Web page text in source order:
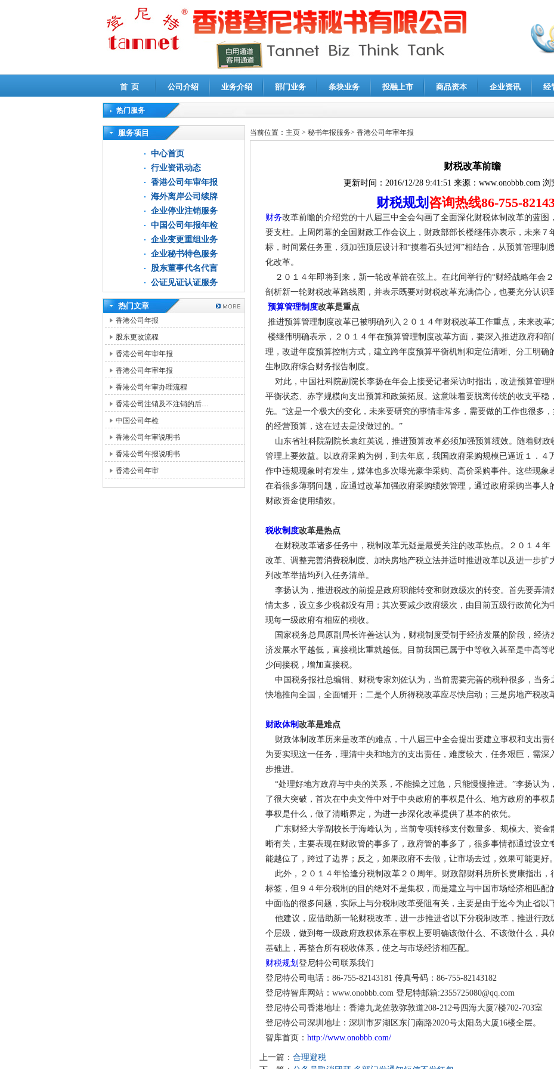
首 页 公司介绍 业务介绍 部门业务 条块业务 投融上市 商品资本 企业资讯 经
热门服务
高新技术企业认定审计|企业所得税汇算清缴申报鉴证
服务项目
中心首页
行业资讯动态
香港公司年审年报
海外离岸公司续牌
企业停业注销服务
中国公司年报年检
企业变更重组业务
企业秘书特色服务
股东董事代名代言
公证见证认证服务
热门文章
香港公司年报
股东更改流程
香港公司年审年报
香港公司年审年报
香港公司年审办理流程
香港公司注销及不注销的后…
中国公司年检
香港公司年审说明书
香港公司年报说明书
香港公司年审
当前位置： 主页 > 秘书年报服务> 香港公司年审年报
财税改革前瞻
更新时间： 2016/12/28 9:41:51 来源： www.onobbb.com浏
财税规划 咨询热线86-755-
财务改革前瞻的介绍党的十八届三中全会勾画了全面深化财税体制改革的蓝图
要支柱。上周闭幕的全国财政工作会议上，财政部部长楼继伟亦表示，未来７
标，时间紧任务重，须加强顶层设计和“摸着石头过河”相结合，从预算管理制
化改革。
２０１４年即将到来，新一轮改革箭在弦上。在此间举行的“财经战略年会
剖析新一轮财税改革路线图，并表示既要对财税改革充满信心，也要充分认识
预算管理制度改革是重点
推进预算管理制度改革已被明确列入２０１４年财税改革工作重点，未来改革
楼继伟明确表示，２０１４年在预算管理制度改革方面，要深入推进政府和
理，改进年度预算控制方式，建立跨年度预算平衡机制和定位清晰、分工明确
生制政府综合财务报告制度。
对此，中国社科院副院长李扬在年会上接受记者采访时指出，改进预算管理
平衡状态、赤字规模向支出预算和政策拓展。这意味着要脱离传统的收支平稳
先。“这是一个极大的变化，未来要研究的事情非常多，需要做的工作也很多
的经营预算，这在过去是没做过的。”
山东省社科院副院长袁红英说，推进预算改革必须加强预算绩效。随着财政
管理上要效益。以政府采购为例，到去年底，我国政府采购规模已逼近１．４
作中违规现象时有发生，媒体也多次曝光豪华采购、高价采购事件。这些现象
在着很多薄弱问题，应通过改革加强政府采购绩效管理，通过政府采购当事人
财政资金使用绩效。
税收制度改革是热点
在财税改革诸多任务中，税制改革无疑是最受关注的改革热点。２０１４年
改革、调整完善消费税制度、加快房地产税立法并适时推进改革以及进一步扩
列改革举措均列入任务清单。
李扬认为，推进税改的前提是政府职能转变和财政级次的转变。首先要弄清
情太多，设立多少税都没有用；其次要减少政府级次，由目前五级行政简化为
现每一级政府有相应的税收。
国家税务总局原副局长许善达认为，财税制度受制于经济发展的阶段，经济
济发展水平越低，直接税比重就越低。目前我国已属于中等收入甚至是中高等
少间接税，增加直接税。
中国税务报社总编辑、财税专家刘佐认为，当前需要完善的税种很多，当务
快地推向全国，全面铺开；二是个人所得税改革应尽快启动；三是房地产税改
财政体制 改革是难点
财政体制改革历来是改革的难点，十八届三中全会提出要建立事权和支出责
为要实现这一任务，理清中央和地方的支出责任，难度较大，任务艰巨，需深
步推进。
“处理好地方政府与中央的关系，不能操之过急，只能慢慢推进。”李扬认为
了很大突破，首次在中央文件中对于中央政府的事权是什么、地方政府的事权
事权是什么，做了清晰界定，为进一步深化改革提供了基本的依凭。
广东财经大学副校长于海峰认为，当前专项转移支付数量多、规模大、资金
晰有关，主要表现在财政管的事多了，政府管的事多了，很多事情都通过设立
能越位了，跨过了边界；反之，如果政府不去做，让市场去过，效果可能更好。
此外，２０１４年恰逢分税制改革２０周年。财政部财科所所长贾康指出，
标签，但９４年分税制的目的绝对不是集权，而是建立与中国市场经济相匹配
中面临的很多问题，实际上与分税制改革受阻有关，主要是由于迄今为止省以
他建议，应借助新一轮财税改革，进一步推进省以下分税制改革，推进行政
个层级，做到每一级政府政权体系在事权上要明确该做什么、不该做什么，具
基础上，再整合所有税收体系，使之与市场经济相匹配。
财税规划 登尼特公司联系我们
登尼特公司电话：86-755-82143181 传真号码：86-755-82143182
登尼特智库网站：www.onobbb.com 登尼特邮箱:2355725080@qq.com
登尼特公司香港地址：香港九龙佐敦弥敦道208-212号四海大厦7楼702-703室
登尼特公司深圳地址：深圳市罗湖区东门南路2020号太阳岛大厦16楼全层。
智库首页： http://www.onobbb.com/
上一篇： 合理避税